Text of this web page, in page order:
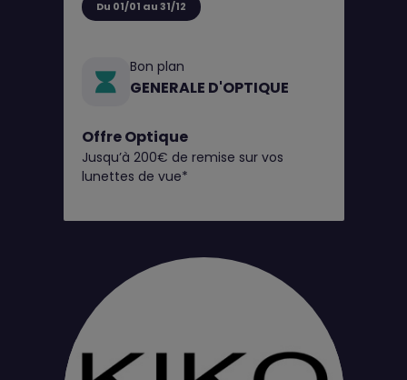
Du 01/01 au 31/12
Bon plan
GENERALE D'OPTIQUE
Offre Optique
Jusqu’à 200€ de remise sur vos
lunettes de vue*